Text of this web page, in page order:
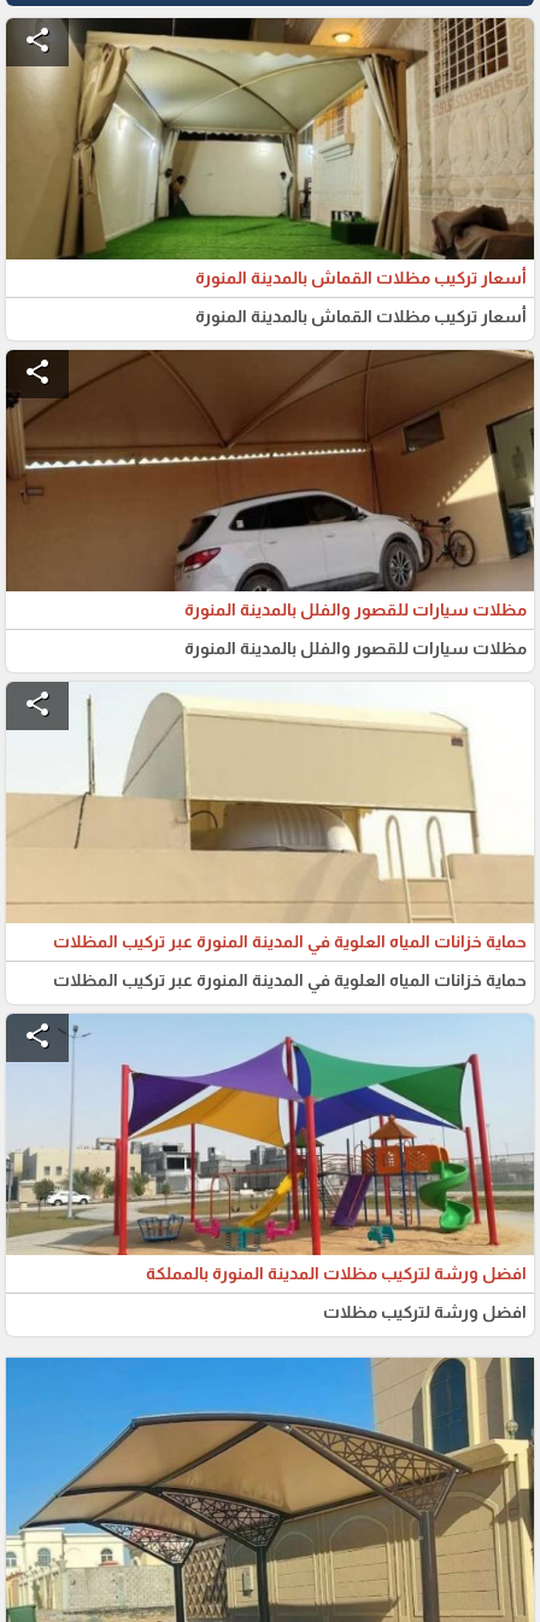
share
أسعار تركيب مظلات القماش بالمدينة المنورة
أسعار تركيب مظلات القماش بالمدينة المنورة
share
مظلات سيارات للقصور والفلل بالمدينة المنورة
مظلات سيارات للقصور والفلل بالمدينة المنورة
share
حماية خزانات المياه العلوية في المدينة المنورة عبر تركيب المظلات
حماية خزانات المياه العلوية في المدينة المنورة عبر تركيب المظلات
share
افضل ورشة لتركيب مظلات المدينة المنورة بالمملكة
افضل ورشة لتركيب مظلات